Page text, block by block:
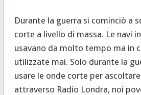
Durante la guerra si cominciò a
corte a livello di massa. Le navi
usavano da molto tempo ma in
utilizzate mai. Solo durante la
usare le onde corte per
attraverso Radio Londra, noi